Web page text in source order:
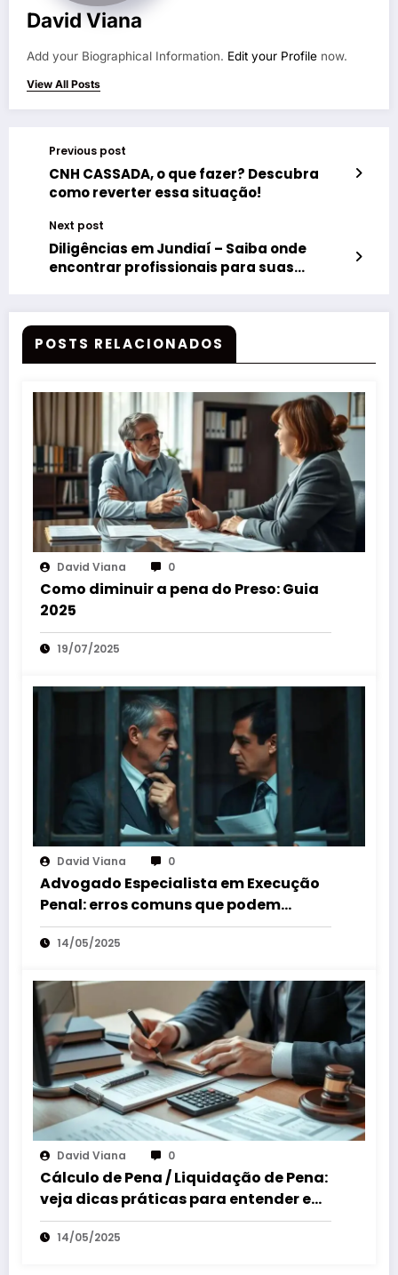
David Viana
Add your Biographical Information. Edit your Profile now.
View All Posts
Previous post
CNH CASSADA, o que fazer? Descubra
como reverter essa situação!
Next post
Diligências em Jundiaí – Saiba onde
encontrar profissionais para suas
POSTS RELACIONADOS
David Viana 0
Como diminuir a pena do Preso: Guia
2025
19/07/2025
David Viana 0
Advogado Especialista em Execução
Penal: erros comuns que podem
custar sua liberdade
14/05/2025
David Viana 0
Cálculo de Pena / Liquidação de Pena:
veja dicas práticas para entender e
revisar processos
14/05/2025